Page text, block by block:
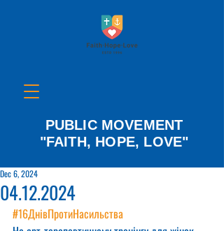
PUBLIC MOVEMENT
"FAITH, HOPE, LOVE"
04.12.2024
Dec 6, 2024
#16ДнівПротиНасильства